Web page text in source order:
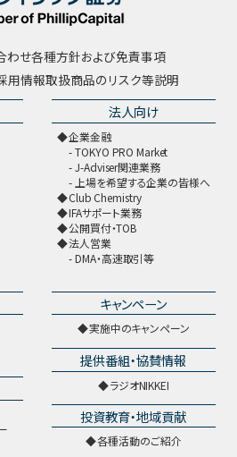
わせ各種方針および免責事項
用情報取扱商品のリスク等説明
法人向け
企業金融
TOKYO PRO Market
J-Adviser関連業務
上場を希望する企業の皆様へ
Club Chemistry
IFAサポート業務
公開買付・TOB
法人営業
DMA・高速取引等
キャンペーン
実施中のキャンペーン
提供番組・協賛情報
ラジオNIKKEI
投資教育・地域貢献
各種活動のご紹介